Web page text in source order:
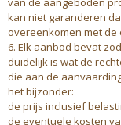
kan niet garanderen
overeenkomen met de
6. Elk aanbod bevat
duidelijk is wat de
die aan de
het bijzonder:
de prijs inclusief
de eventuele kosten